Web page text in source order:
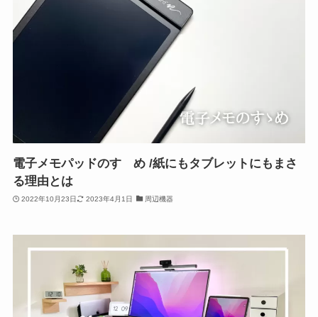
電子メモパッドのすゝめ /紙にもタブレットにもまさ
る理由とは
2022年10月23日 2023年4月1日 周辺機器